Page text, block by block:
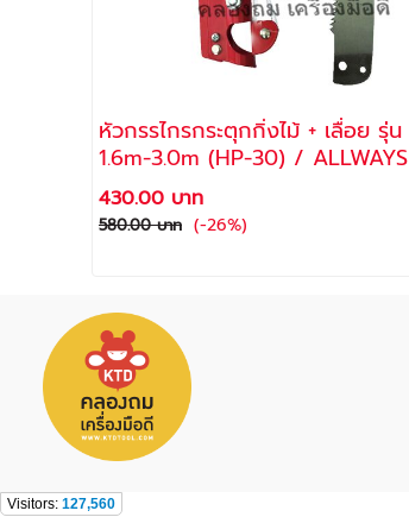
หัวกรรไกรกระตุกกิ่งไม้ + เลื่อย รุ่น
1.6m-3.0m (HP-30) / ALLWAYS
430.00 บาท
580.00 บาท (-26%)
Visitors: 127,560